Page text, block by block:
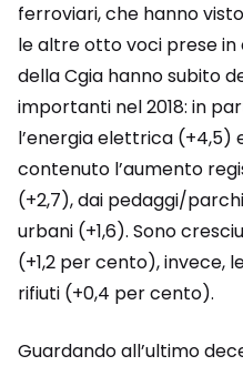
ferroviari, che hanno
le altre otto voci prese in
della Cgia hanno subito
importanti nel 2018: in
l’energia elettrica (+4,5)
contenuto l’aumento
(+2,7), dai pedaggi/
urbani (+1,6). Sono
(+1,2 per cento), invece,
rifiuti (+0,4 per cento).
Guardando all’ultimo